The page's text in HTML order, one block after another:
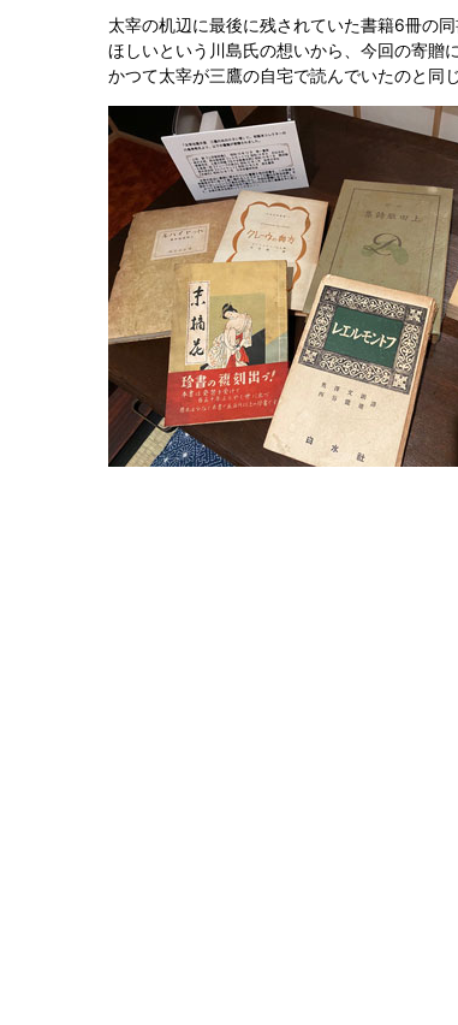
太宰の机辺に最後に残されていた書籍6冊の
ほしいという川島氏の想いから、今回の寄贈
かつて太宰が三鷹の自宅で読んでいたのと同